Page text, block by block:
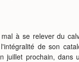
à se relever du
de son
juillet prochain,